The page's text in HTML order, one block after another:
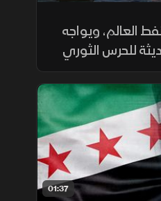
25% من نفط العالم، ويواجه
للحرس الثوري
البحريات
طواقمها.
01:37